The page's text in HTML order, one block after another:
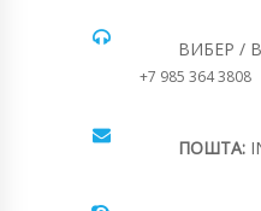
ВИБЕР /
+7 985 364 3808
ПОШТА: